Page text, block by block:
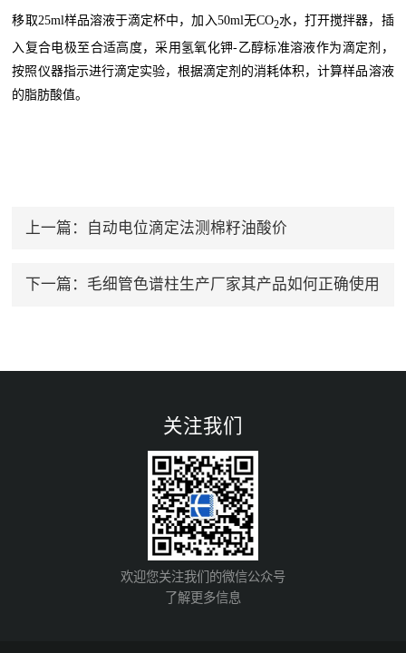
移取25ml样品溶液于滴定杯中，加入50ml无CO2水，打开搅拌器，插
入复合电极至合适高度，采用氢氧化钾-乙醇标准溶液作为滴定剂，
按照仪器指示进行滴定实验，根据滴定剂的消耗体积，计算样品溶液
的脂肪酸值。
上一篇： 自动电位滴定法测棉籽油酸价
下一篇： 毛细管色谱柱生产厂家其产品如何正确使用
关注我们
欢迎您关注我们的微信公众号
了解更多信息